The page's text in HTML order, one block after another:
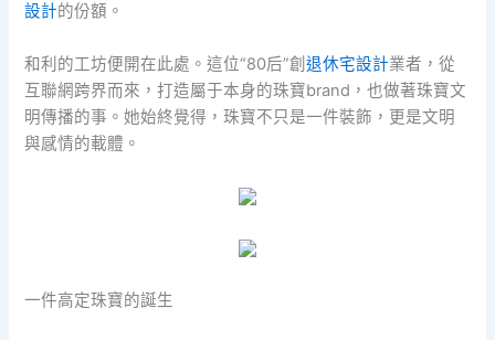
設計的份額。
和利的工坊便開在此處。這位“80后”創退休宅設計業者，從
互聯網跨界而來，打造屬于本身的珠寶brand，也做著珠寶文
明傳播的事。她始終覺得，珠寶不只是一件裝飾，更是文明
與感情的載體。
一件高定珠寶的誕生